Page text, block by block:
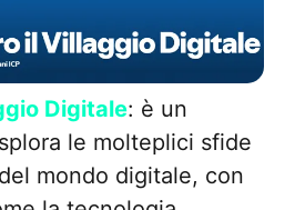
Digitale: è un
le molteplici sfide
mondo digitale, con